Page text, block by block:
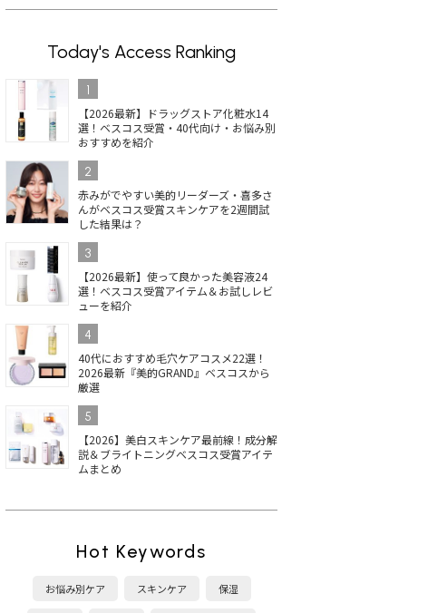
Today's Access Ranking
1
【2026最新】ドラッグストア化粧水14
選！ベスコス受賞・40代向け・お悩み別
おすすめを紹介
2
赤みがでやすい美的リーダーズ・喜多さ
んがベスコス受賞スキンケアを2週間試
した結果は？
3
【2026最新】使って良かった美容液24
選！ベスコス受賞アイテム＆お試しレビ
ューを紹介
4
40代におすすめ毛穴ケアコスメ22選！
2026最新『美的GRAND』ベスコスから
厳選
5
【2026】美白スキンケア最前線！成分解
説＆ブライトニングベスコス受賞アイテ
ムまとめ
Hot Keywords
お悩み別ケア スキンケア 保湿